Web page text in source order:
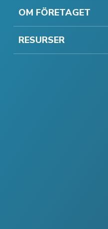
OM FÖRETAGET
RESURSER